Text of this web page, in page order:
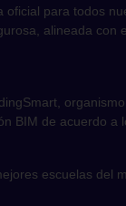
para todos
alineada
BIM de acuerdo a
escuelas del